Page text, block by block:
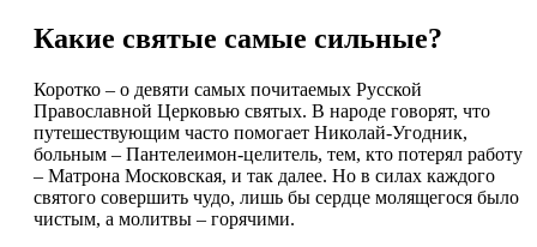
Какие святые самые сильные?
Коротко – о девяти самых почитаемых Русской
Православной Церковью святых. В народе говорят, что
путешествующим часто помогает Николай-Угодник,
больным – Пантелеимон-целитель, тем, кто потерял работу
– Матрона Московская, и так далее. Но в силах каждого
святого совершить чудо, лишь бы сердце молящегося было
чистым, а молитвы – горячими.